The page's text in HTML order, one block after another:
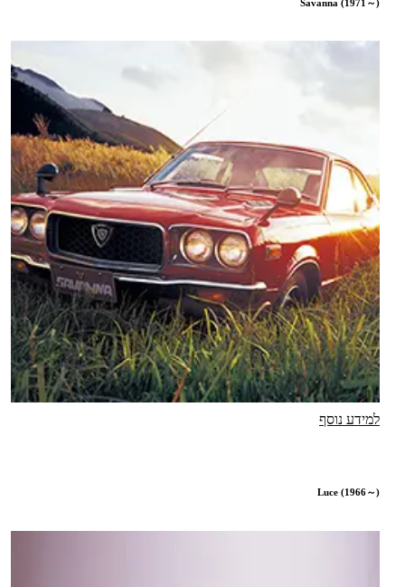
Savanna (1971～)
למידע נוסף
Luce (1966～)